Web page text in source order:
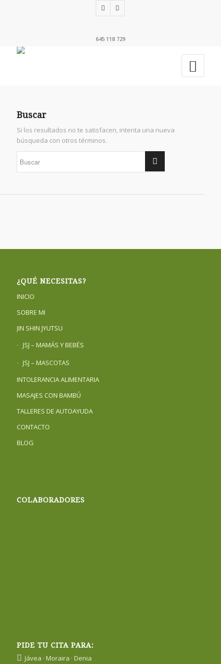
645 118 729
Buscar
Si los resultados no te satisfacen, intenta una nueva
búsqueda con otros términos.
¿QUÉ NECESITAS?
INICIO
SOBRE MI
JIN SHIN JYUTSU
JSJ – MAMÁS Y BEBÉS
JSJ – MASCOTAS
INTOLERANCIA ALIMENTARIA
MASAJES CON BAMBÚ
TALLERES DE AUTOAYUDA
CONTACTO
BLOG
COLABORADORES
PIDE TU CITA PARA:
Jávea · Moraira · Denia